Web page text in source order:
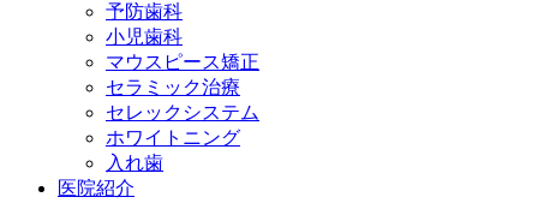
予防歯科
小児歯科
マウスピース矯正
セラミック治療
セレックシステム
ホワイトニング
入れ歯
医院紹介